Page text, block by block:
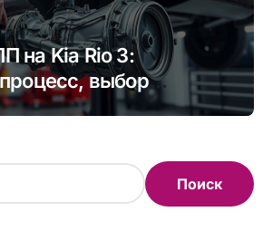
на Kia Rio 3:
выбор